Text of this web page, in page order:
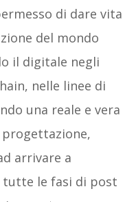
di dare vita
del mondo
il digitale negli
nelle linee di
una reale e vera
arrivare a
tutte le fasi di post